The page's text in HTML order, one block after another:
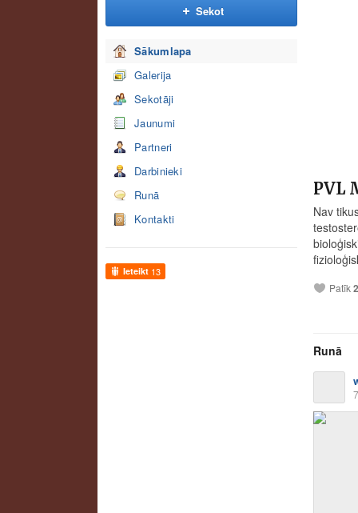
Sekot
Sākumlapa
Galerija
Sekotāji
Jaunumi
Partneri
Darbinieki
Runā
Kontakti
Ieteikt 13
PVL
Nav
Patīk2
Runā